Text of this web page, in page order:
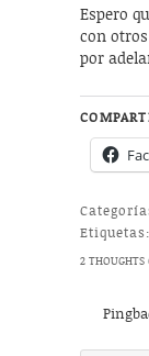
Espero
con
por
Etiquetas:
2 THOUGHTS